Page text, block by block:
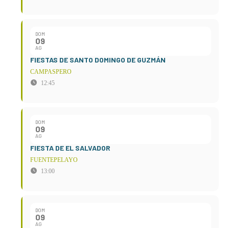
DOM
09
AG
FIESTAS DE SANTO DOMINGO DE GUZMÁN
CAMPASPERO
12:45
DOM
09
AG
FIESTA DE EL SALVADOR
FUENTEPELAYO
13:00
DOM
09
AG